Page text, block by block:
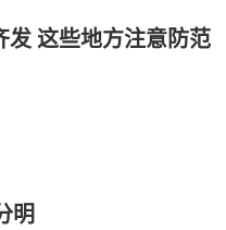
发 这些地方注意防范
明